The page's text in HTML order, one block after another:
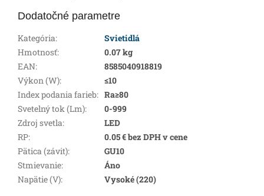
Dodatočné parametre
Kategória:
Svietidlá
Hmotnosť:
0.07 kg
EAN:
8585040918819
Výkon (W):
≤10
Index podania farieb: Ra≥80
Svetelný tok (Lm):
0-999
Zdroj svetla:
LED
RP:
0.05 € bez DPH v cene
Pätica (závit):
GU10
Stmievanie:
Áno
Napätie (V): Vysoké (220)